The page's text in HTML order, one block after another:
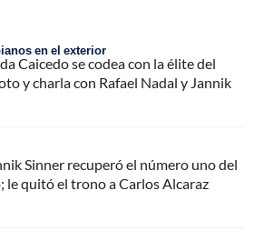
en el exterior
Caicedo se codea con la élite del
y charla con Rafael Nadal y Jannik
Sinner recuperó el número uno del
le quitó el trono a Carlos Alcaraz